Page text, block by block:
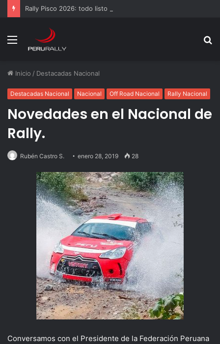
Rally Pisco 2026: todo listo para la gran final del RallyACP
Menú
Inicio / Destacadas Nacional
Destacadas Nacional Nacional Off Road Nacional Rally Nacional
Novedades en el Nacional de
Rally.
Rubén Castro S. enero 28, 2019 28
Conversamos con el Presidente de la Federación Peruana